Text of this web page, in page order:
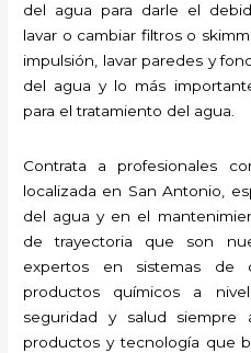
del agua para darle el
lavar o cambiar filtros o
impulsión, lavar paredes y
del agua y lo más
para el tratamiento del agua.
Contrata a profesionales
localizada en San Antonio,
del agua y en el
de trayectoria que son
expertos en sistemas de
productos químicos a
seguridad y salud siempre
productos y tecnología que